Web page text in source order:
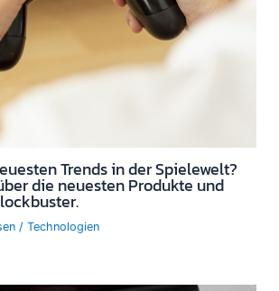
Trends in der Spielewelt?
die neuesten Produkte und
/ Technologien